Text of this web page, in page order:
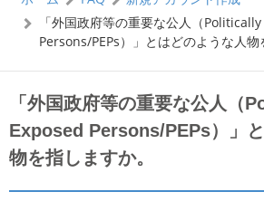
サービス一覧
チャート・相場
「外国政府等の重要な公人（
Persons/PEPs）」とはどのような人物
「外国政府等の重要な公人（
Exposed Persons/PEPs）」
物を指しますか。